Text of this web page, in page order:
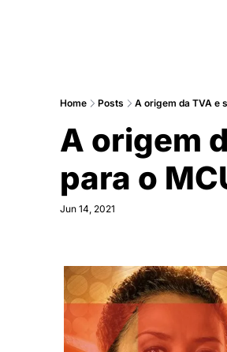
Home Posts A origem da TVA e
A origem
para o
Jun 14, 2021